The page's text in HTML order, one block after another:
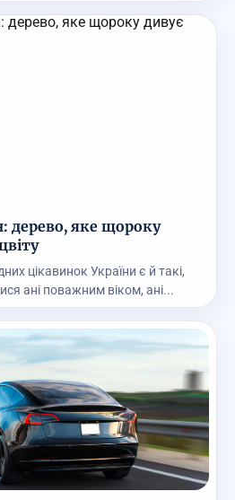
дерево, яке щороку
цікавинок України є й такі,
ані поважним віком, ані...